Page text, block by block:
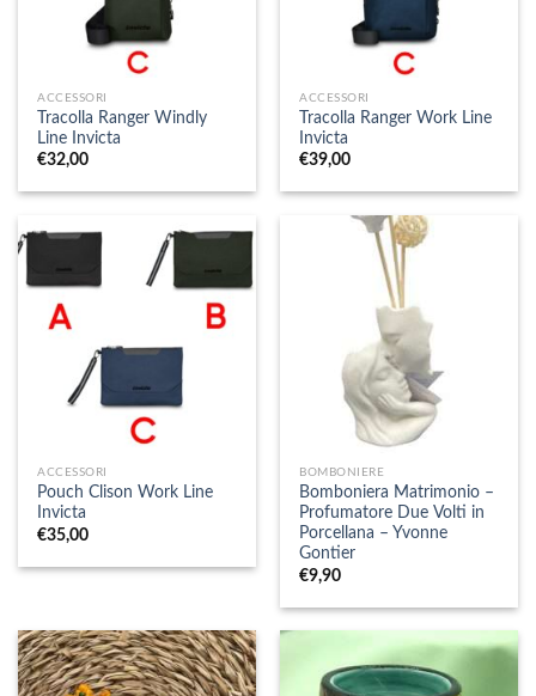
ACCESSORI
Tracolla Ranger Windly
Line Invicta
€32,00
ACCESSORI
Tracolla Ranger Work Line
Invicta
€39,00
ACCESSORI
Pouch Clison Work Line
Invicta
€35,00
BOMBONIERE
Bomboniera Matrimonio –
Profumatore Due Volti in
Porcellana – Yvonne
Gontier
€9,90